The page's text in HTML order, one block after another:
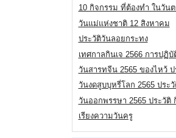
10 กิจกรรม ที่ต้องทำ ในวัน
วันแม่แห่งชาติ 12 สิงหาคม
ประวัติวันลอยกระทง
เทศกาลกินเจ 2566 การปฏิ
วันสารทจีน 2565 ของไหว้
วันงดสูบบุหรี่โลก 2565 ประ
วันออกพรรษา 2565 ประวัติ
เรียงความวันครู